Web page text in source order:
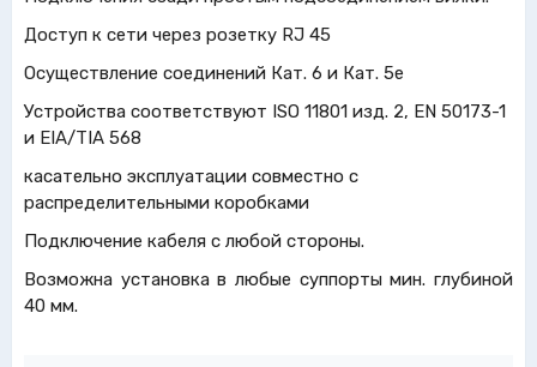
Доступ к сети через розетку RJ 45
Осуществление соединений Кат. 6 и Кат. 5e
Устройства соответствуют ISO 11801 изд. 2, EN 50173-1
и EIA/TIA 568
касательно эксплуатации совместно с
распределительными коробками
Подключение кабеля с любой стороны.
Возможна установка в любые суппорты мин. глубиной
40 мм.